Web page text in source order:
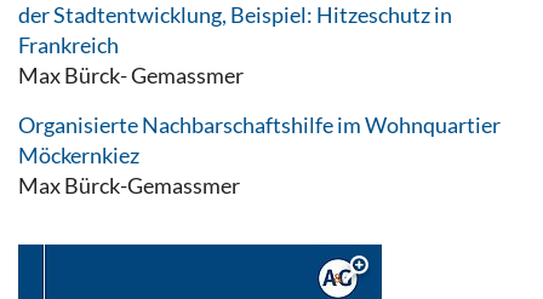
der Stadtentwicklung, Beispiel: Hitzeschutz in
Frankreich
Max Bürck- Gemassmer
Organisierte Nachbarschaftshilfe im Wohnquartier
Möckernkiez
Max Bürck-Gemassmer